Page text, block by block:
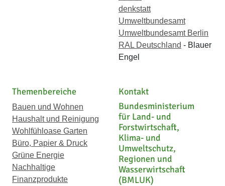
denkstatt
Umweltbundesamt
Umweltbundesamt Berlin
RAL Deutschland - Blauer
Engel
Themenbereiche
Bauen und Wohnen
Haushalt und Reinigung
Wohlfühloase Garten
Büro, Papier & Druck
Grüne Energie
Nachhaltige
Finanzprodukte
Kontakt
Bundesministerium
für Land- und
Forstwirtschaft,
Klima- und
Umweltschutz,
Regionen und
Wasserwirtschaft
(BMLUK)